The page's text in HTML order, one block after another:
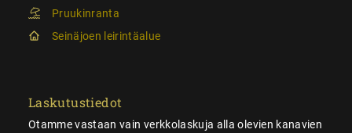
Pruukinranta
Seinäjoen leirintäalue
Laskutustiedot
Otamme vastaan vain verkkolaskuja alla olevien kanavien